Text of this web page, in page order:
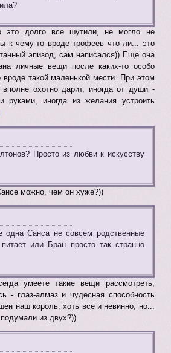
это долго все шутили, не могло не
к чему-то вроде трофеев что ли... это
эпизод, сам написался)) Еще она
личные вещи после каких-то особо
вроде такой маленькой мести. При этом
охотно дарит, иногда от души -
руками, иногда из желания устроить
Просто из любви к искусству
можно, чем он хуже?))
одна Санса не совсем родственные
или Бран просто так странно
умеете такие вещи рассмотреть,
- глаз-алмаз и чудесная способность
наш король, хоть все и невинно, но...
из двух?))